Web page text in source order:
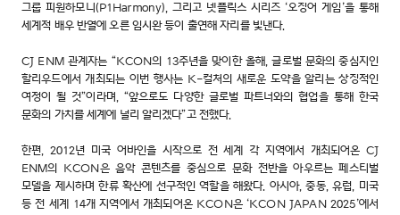
그룹 피원하모니(P1Harmony), 그리고 넷플릭스 시리즈 ‘오징어 게임’을 통해
세계적 배우 반열에 오른 임시완 등이 출연해 자리를 빛낸다.
CJ ENM 관계자는 “KCON의 13주년을 맞이한 올해, 글로벌 문화의 중심지인
할리우드에서 개최되는 이번 행사는 K-컬처의 새로운 도약을 알리는 상징적인
여정이 될 것”이라며, “앞으로도 다양한 글로벌 파트너와의 협업을 통해 한국
문화의 가치를 세계에 널리 알리겠다”고 전했다.
한편, 2012년 미국 어바인을 시작으로 전 세계 각 지역에서 개최되어온 CJ
ENM의 KCON은 음악 콘텐츠를 중심으로 문화 전반을 아우르는 페스티벌
모델을 제시하며 한류 확산에 선구적인 역할을 해왔다. 아시아, 중동, 유럽, 미국
등 전 세계 14개 지역에서 개최되어온 KCON은 ‘KCON JAPAN 2025’에서